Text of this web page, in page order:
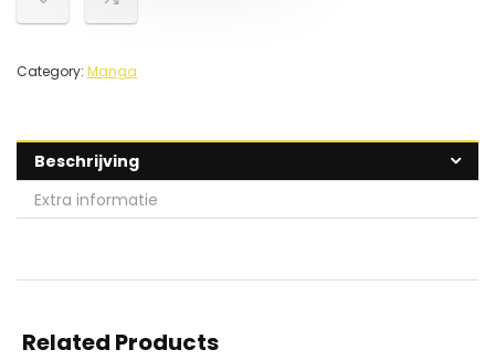
Category: Manga
Beschrijving
Extra informatie
Related Products